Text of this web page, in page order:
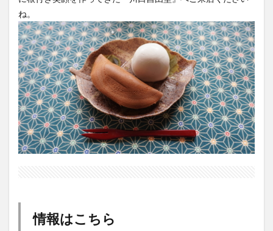
ね。
情報はこちら